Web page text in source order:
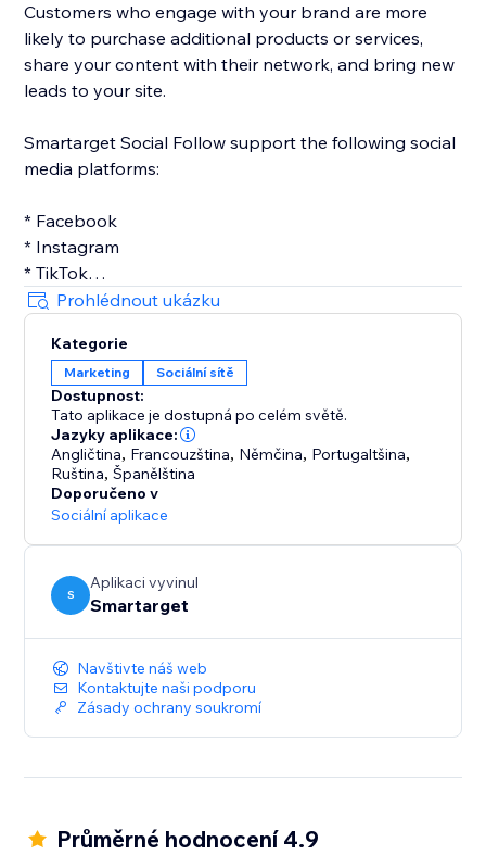
Customers who engage with your brand are more
likely to purchase additional products or services,
share your content with their network, and bring new
leads to your site.
Smartarget Social Follow support the following social
media platforms:
* Facebook
* Instagram
* TikTok
* Twitter
* Linkedin
* Pinterest
* Youtube
* WeChat
Prohlédnout ukázku
Kategorie
Marketing Sociální sítě
Dostupnost:
Tato aplikace je dostupná po celém světě.
Jazyky aplikace:
Angličtina, Francouzština, Němčina, Portugaltšina,
Ruština,Španělština
Doporučeno v
Sociální aplikace
S
Aplikaci vyvinul
Smartarget
Navštivte náš web
Kontaktujte naši podporu
Zásady ochrany soukromí
Průměrné hodnocení 4.9